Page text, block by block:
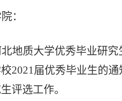
：
地质大学优秀毕业研
2021届优秀毕业生的通
评选工作。